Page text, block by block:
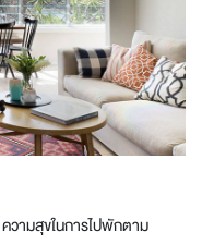
ความสุขในการไปพักตาม